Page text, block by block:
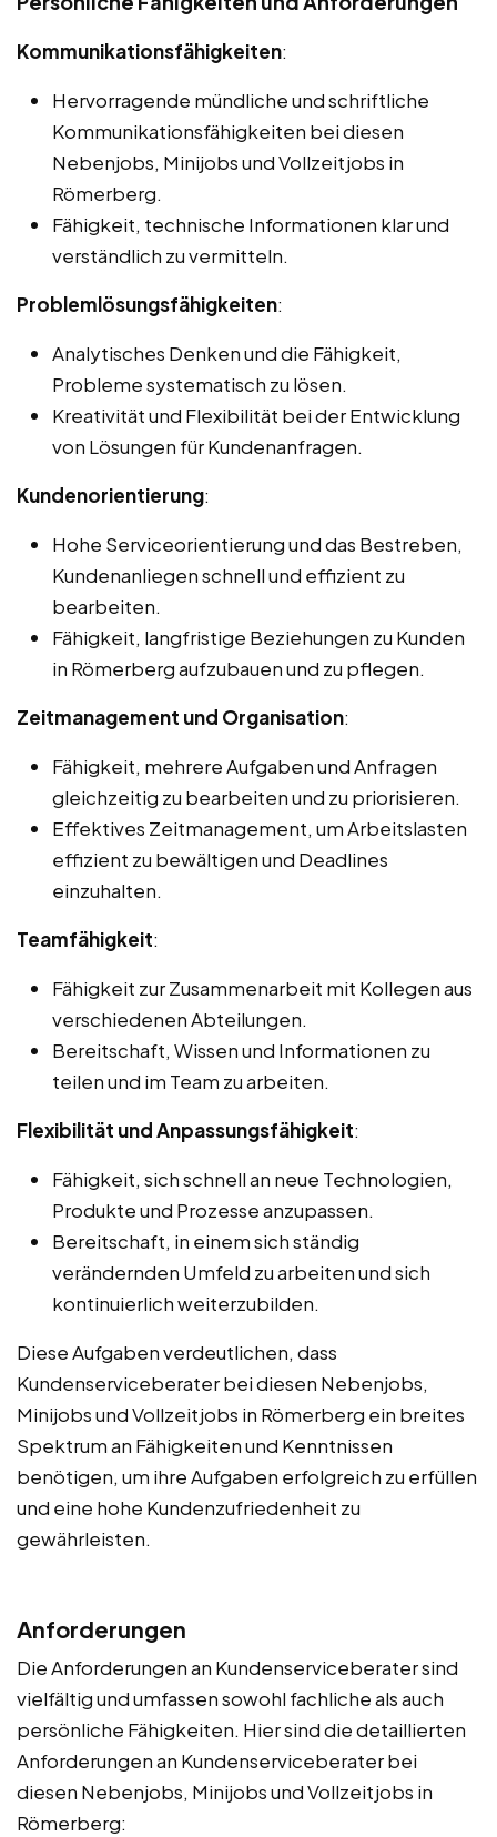
Kommunikationsfähigkeiten:
Hervorragende mündliche und schriftliche
Kommunikationsfähigkeiten bei diesen
Nebenjobs, Minijobs und Vollzeitjobs in
Römerberg.
Fähigkeit, technische Informationen klar und
verständlich zu vermitteln.
Problemlösungsfähigkeiten:
Analytisches Denken und die Fähigkeit,
Probleme systematisch zu lösen.
Kreativität und Flexibilität bei der Entwicklung
von Lösungen für Kundenanfragen.
Kundenorientierung:
Hohe Serviceorientierung und das Bestreben,
Kundenanliegen schnell und effizient zu
bearbeiten.
Fähigkeit, langfristige Beziehungen zu Kunden
in Römerberg aufzubauen und zu pflegen.
Zeitmanagement und Organisation:
Fähigkeit, mehrere Aufgaben und Anfragen
gleichzeitig zu bearbeiten und zu priorisieren.
Effektives Zeitmanagement, um Arbeitslasten
effizient zu bewältigen und Deadlines
einzuhalten.
Teamfähigkeit:
Fähigkeit zur Zusammenarbeit mit Kollegen aus
verschiedenen Abteilungen.
Bereitschaft, Wissen und Informationen zu
teilen und im Team zu arbeiten.
Flexibilität und Anpassungsfähigkeit:
Fähigkeit, sich schnell an neue Technologien,
Produkte und Prozesse anzupassen.
Bereitschaft, in einem sich ständig
verändernden Umfeld zu arbeiten und sich
kontinuierlich weiterzubilden.
Diese Aufgaben verdeutlichen, dass
Kundenserviceberater bei diesen Nebenjobs,
Minijobs und Vollzeitjobs in Römerberg ein breites
Spektrum an Fähigkeiten und Kenntnissen
benötigen, um ihre Aufgaben erfolgreich zu erfüllen
und eine hohe Kundenzufriedenheit zu
gewährleisten.
Anforderungen
Die Anforderungen an Kundenserviceberater sind
vielfältig und umfassen sowohl fachliche als auch
persönliche Fähigkeiten. Hier sind die detaillierten
Anforderungen an Kundenserviceberater bei
diesen Nebenjobs, Minijobs und Vollzeitjobs in
Römerberg: